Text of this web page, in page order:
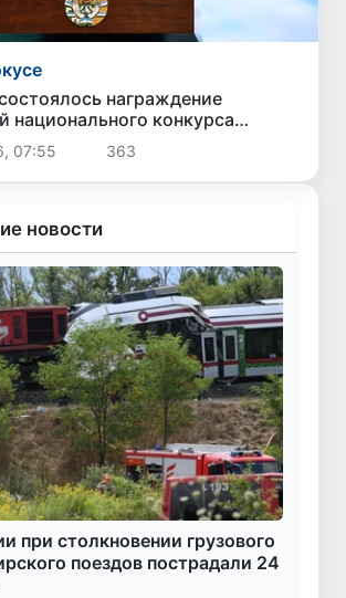
награждение
национального конкурса
мастерства «Созидатели
07:55 363
новости
при столкновении грузового
поездов пострадали 24